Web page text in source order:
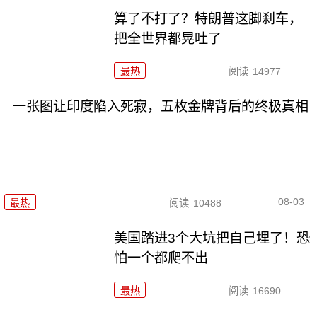
算了不打了？特朗普这脚刹车，
把全世界都晃吐了
最热 阅读 14977
一张图让印度陷入死寂，五枚金牌背后的终极真相
最热 阅读 10488 08-03
美国踏进3个大坑把自己埋了！恐
怕一个都爬不出
最热 阅读 16690